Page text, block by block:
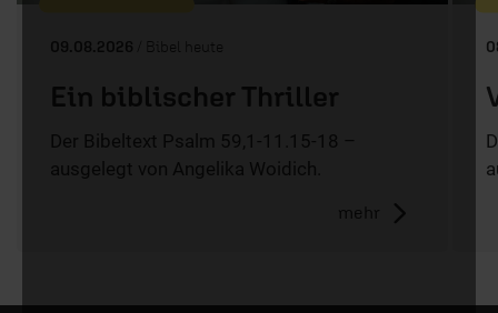
09.08.2026 / Bibel heute
Ein biblischer Thriller
Der Bibeltext Psalm 59,1-11.15-18 –
ausgelegt von Angelika Woidich.
mehr